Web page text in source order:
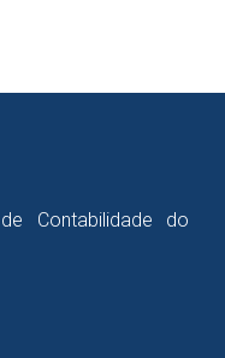
Contabilidade do